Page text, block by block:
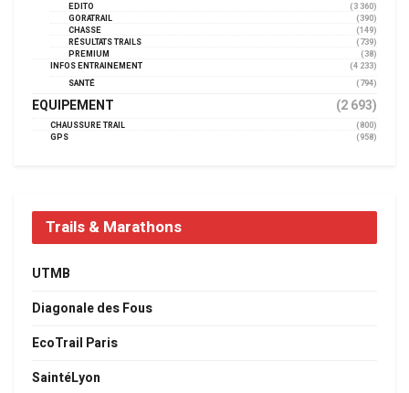
EDITO
(3 360)
GORATRAIL
(390)
CHASSE
(149)
RÉSULTATS TRAILS
(739)
PREMIUM
(38)
INFOS ENTRAINEMENT
(4 233)
SANTÉ
(794)
EQUIPEMENT (2 693)
CHAUSSURE TRAIL
(800)
GPS
(958)
Trails & Marathons
UTMB
Diagonale des Fous
EcoTrail Paris
SaintéLyon